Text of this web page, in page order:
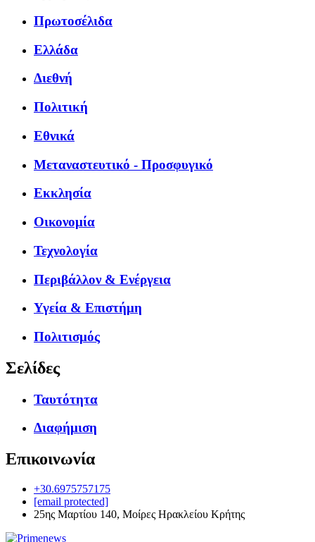
Πρωτοσέλιδα
Ελλάδα
Διεθνή
Πολιτική
Εθνικά
Μεταναστευτικό - Προσφυγικό
Εκκλησία
Οικονομία
Τεχνολογία
Περιβάλλον & Ενέργεια
Υγεία & Επιστήμη
Πολιτισμός
Σελίδες
Ταυτότητα
Διαφήμιση
Επικοινωνία
+30.6975757175
[email protected]
25ης Μαρτίου 140, Μοίρες Ηρακλείου Κρήτης